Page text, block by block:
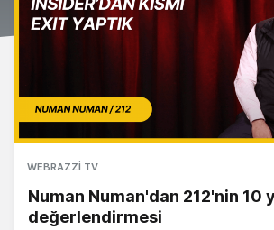
WEBRAZZI TV
Numan Numan'dan 212'nin 10
değerlendirmesi